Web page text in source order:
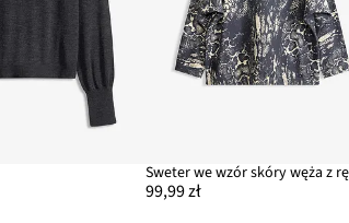
99,99 zł